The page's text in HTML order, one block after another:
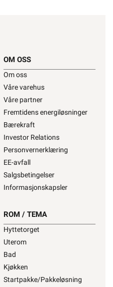
OM OSS
Om oss
Våre varehus
Våre partner
Fremtidens energiløsninger
Bærekraft
Investor Relations
Personvernerklæring
EE-avfall
Salgsbetingelser
Informasjonskapsler
ROM / TEMA
Hyttetorget
Uterom
Bad
Kjøkken
Startpakke/Pakkeløsning